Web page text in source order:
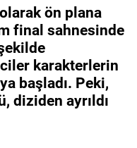
ön plana
final sahnesinde
karakterlerin
başladı. Peki,
diziden ayrıldı